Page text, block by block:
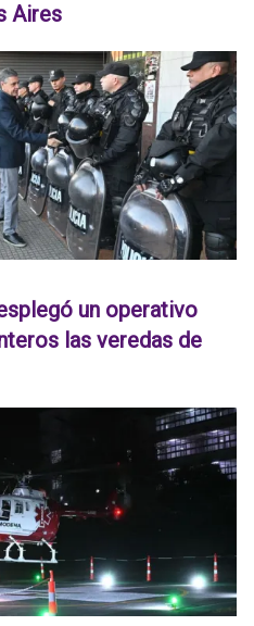
Aires
un operativo
las veredas de